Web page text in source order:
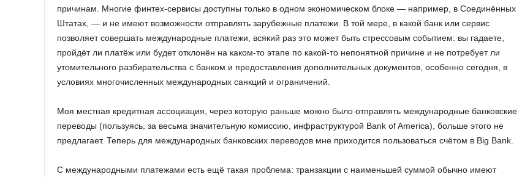
причинам. Многие финтех-сервисы доступны только в одном экономическом блоке — например, в Соединённых
Штатах, — и не имеют возможности отправлять зарубежные платежи. В той мере, в какой банк или сервис
позволяет совершать международные платежи, всякий раз это может быть стрессовым событием: вы гадаете,
пройдёт ли платёж или будет отклонён на каком-то этапе по какой-то непонятной причине и не потребует ли
утомительного разбирательства с банком и предоставления дополнительных документов, особенно сегодня, в
условиях многочисленных международных санкций и ограничений.
Моя местная кредитная ассоциация, через которую раньше можно было отправлять международные банковские
переводы (пользуясь, за весьма значительную комиссию, инфраструктурой Bank of America), больше этого не
предлагает. Теперь для международных банковских переводов мне приходится пользоваться счётом в Big Bank.
С международными платежами есть ещё такая проблема: транзакции с наименьшей суммой обычно имеют